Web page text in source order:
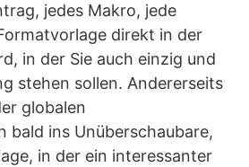
jedes Makro, jede
direkt in der
in der Sie auch einzig und
stehen sollen. Andererseits
globalen
bald ins Unüberschaubare,
in der ein interessanter